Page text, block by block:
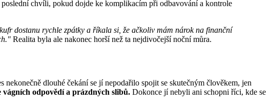
poslední chvíli, pokud dojde ke komplikacím při odbavování a kontrole
dostanu rychle zpátky a říkala si, že ačkoliv mám nárok na finanční
Realita byla ale nakonec horší než ta nejdivočejší noční můra.
nekonečně dlouhé čekání se jí nepodařilo spojit se skutečným člověkem, jen
vágních odpovědí a prázdných slibů. Dokonce jí nebyli ani schopni říci, kde se